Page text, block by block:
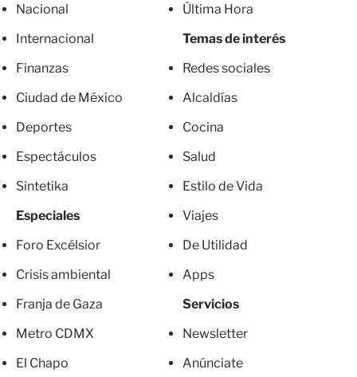
Nacional
Internacional
Finanzas
Ciudad de México
Deportes
Espectáculos
Sintetika
Especiales
Foro Excélsior
Crisis ambiental
Franja de Gaza
Metro CDMX
El Chapo
Última Hora
Temas de interés
Redes sociales
Alcaldías
Cocina
Salud
Estilo de Vida
Viajes
De Utilidad
Apps
Servicios
Newsletter
Anúnciate